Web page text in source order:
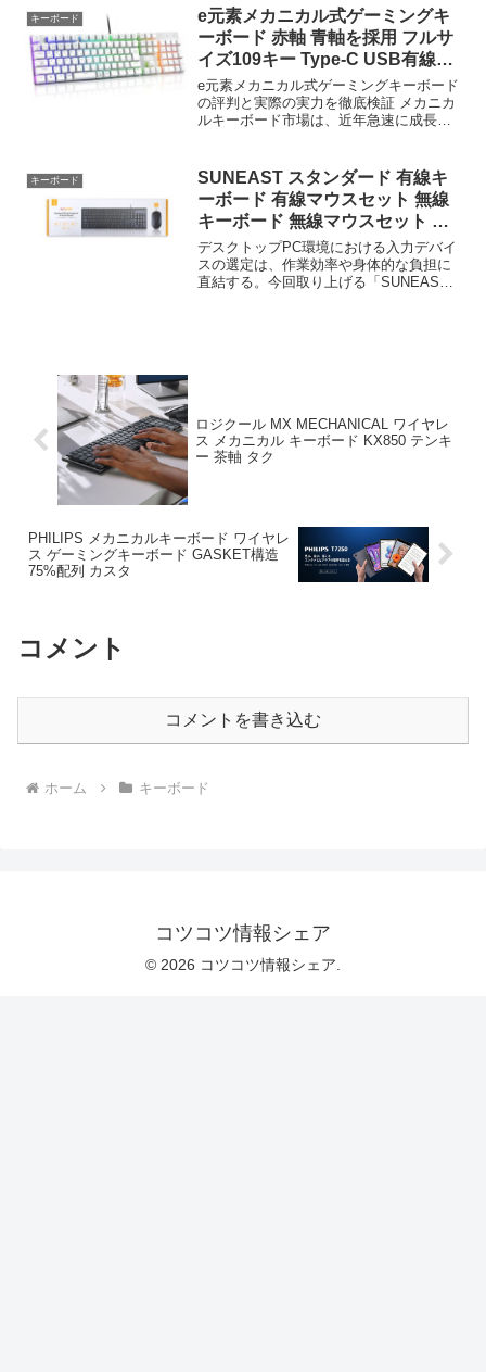
「失敗したくない」という方、必見で
す！ こ...
キーボード
e元素メカニカル式ゲーミングキ
ーボード 赤軸 青軸を採用 フルサ
イズ109キー Type-C USB有線接
続
e元素メカニカル式ゲーミングキーボード
の評判と実際の実力を徹底検証 メカニカ
ルキーボード市場は、近年急速に成長を
方式キーボードと比較すると、打鍵感和
いがメカニカルスイ...
キーボード
SUNEAST スタンダード 有線キ
ーボード 有線マウスセット 無線
キーボード 無線マウスセット キ
ー配列10
デスクトップPC環境における入力デバイ
スの選定は、作業効率や身体的な負担に
直結する。今回取り上げる「SUNEAST
ロジクール MX MECHANICAL ワイヤレ
ス メカニカル キーボード KX850 テンキ
ー 茶軸 タク
PHILIPS メカニカルキーボード ワイヤレ
ス ゲーミングキーボード GASKET構造
75%配列 カスタ
コメント
コメントを書き込む
ホーム キーボード
コツコツ情報シェア
© 2026 コツコツ情報シェア.